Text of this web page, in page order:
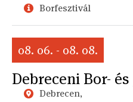
Borfesztivál
08. 06. - 08. 08.
Debreceni Bor-
Debrecen,